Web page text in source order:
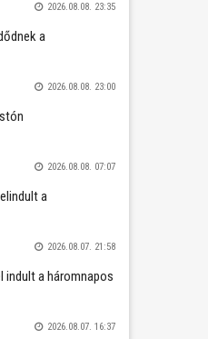
2026.08.08. 23:35
a
2026.08.08. 23:00
2026.08.08. 07:07
a
2026.08.07. 21:58
indult a háromnapos
2026.08.07. 16:37